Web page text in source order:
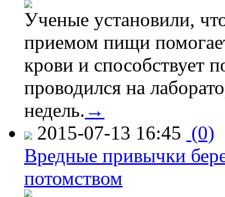
Ученые установили,
приемом пищи
крови и способствует
проводился на
недель. →
2015-07-13 16:45 (0)
Вредные привычки
потомством